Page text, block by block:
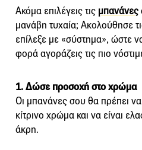
Ακόμα επιλέγεις τις μπανάνες
μανάβη τυχαία; Ακολούθησε
επίλεξε με «σύστημα», ώστε
φορά αγοράζεις τις πιο
1. Δώσε προσοχή στο χρώμα
Οι μπανάνες σου θα πρέπει
κίτρινο χρώμα και να είναι
άκρη.